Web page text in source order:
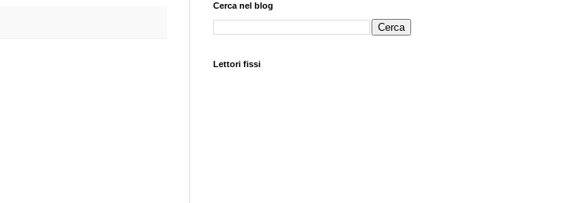
Cerca nel blog
Lettori fissi